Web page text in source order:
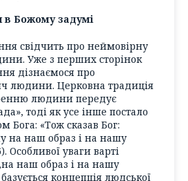
в Божому задумі
свідчить про неймовірну
Уже з перших сторінок
дізнаємося про
людини. Церковна традиція
людини передує
тоді як усе інше постало
«Тож сказав Бог:
на наш образ і на нашу
Особливої уваги варті
наш образ і на нашу
концепція людської